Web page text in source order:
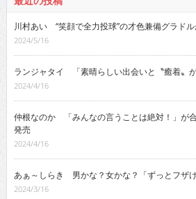
川村あい “笑顔で全力投球”の才色兼備グラド
2024/5/16
ランジャタイ 「素晴らしい出会いと〝癒着〟が
2024/4/16
仲根なのか 「みんなの言うことは絶対！」が
発売
2024/4/16
あぁ～しらき 男かな？女かな？「ずっとフザけ
2024/3/16